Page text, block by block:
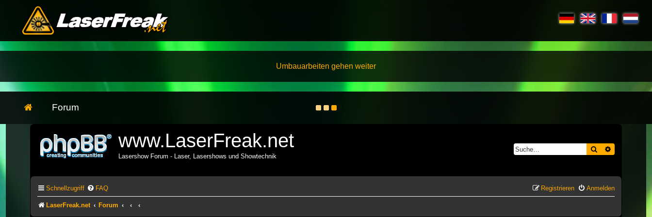
Umbauarbeiten gehen weiter
Forum
www.LaserFreak.net
Lasershow Forum - Laser, Lasershows und Showtechnik
Suche
Schnellzugriff FAQ Anmelden
Registrieren
LaserFreak.net Forum